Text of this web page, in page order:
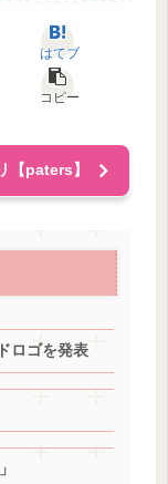
はてブ
コピー
【paters】
ロゴを発表